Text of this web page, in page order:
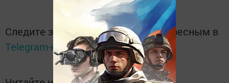
Следите за самым важным и интересным в
Telegram-каналеТатмедиа